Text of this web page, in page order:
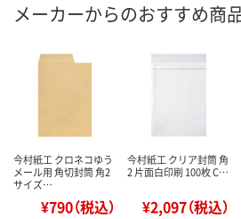
メーカーからのおすすめ商
今村紙工 クロネコゆう
メール用 角切封筒 角2
サイズ…
¥790（税込）
今村紙工 クリア封筒 角
2 片面白印刷 100枚 C…
¥2,097（税込）